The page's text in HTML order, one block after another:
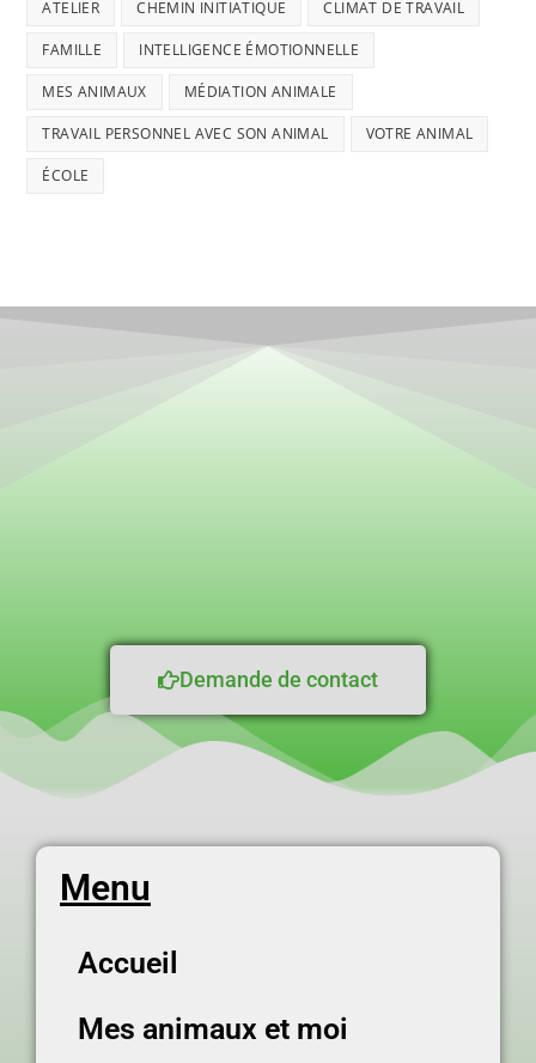
ATELIER CHEMIN INITIATIQUE CLIMAT DE TRAVAIL
FAMILLE INTELLIGENCE ÉMOTIONNELLE
MES ANIMAUX MÉDIATION ANIMALE
TRAVAIL PERSONNEL AVEC SON ANIMAL VOTRE ANIMAL
ÉCOLE
Demande de contact
Menu
Accueil
Mes animaux et moi